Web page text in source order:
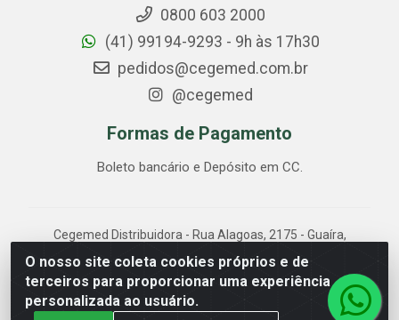
O nosso site coleta cookies próprios e de
terceiros para proporcionar uma experiência
personalizada ao usuário.
0800 603 2000
(41) 99194-9293 - 9h às 17h30
pedidos@cegemed.com.br
@cegemed
Formas de Pagamento
Boleto bancário e Depósito em CC.
Cegemed Distribuidora - Rua Alagoas, 2175 - Guaíra,
Curitiba/PR - CEP 80.630-050 - CNPJ 85.017.994/0001-